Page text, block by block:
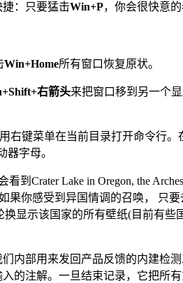
：只要猛击Win+P，你会很快意
Win+Home所有窗口恢复原状。
右箭头来把窗口移到另一个
右键菜单在当前目录打开命令行。
字母。
Crater Lake in Oregon, the Arches
果你感受到异国情调的召唤， 只要
换显示该国家的所有壁纸(目前有些
内部用来发回产品反馈的内建检测
的注解。一旦结束记录，它把所